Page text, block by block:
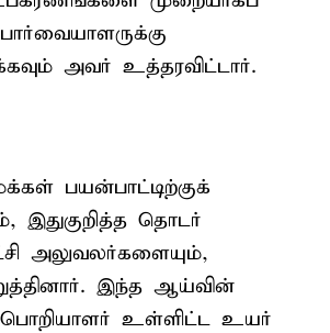
அவர் உத்தரவிட்டார்.
பயன்பாட்டிற்குக்
தொடர்
அலுவலர்களையும்,
இந்த ஆய்வின்
உள்ளிட்ட உயர்